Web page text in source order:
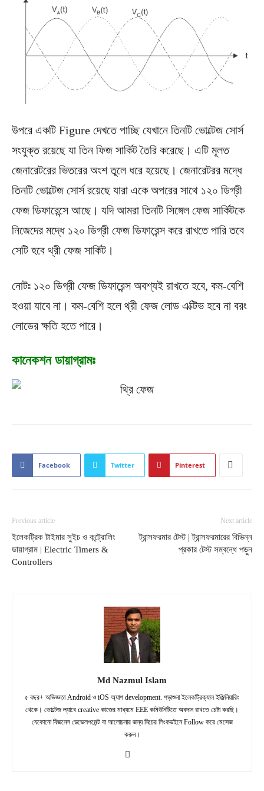
উপরে একটি Figure দেখতে পাচ্ছি যেখানে তিনটি ভোল্টেজ সোর্স
সংযুক্ত রয়েছে যা তিন ফিজ সার্কিট তৈরি করেছে। এটি মূলত
জেনারেটরের ভিতরের অংশ তুলে ধরে হয়েছে। জেনারেটরর মদ্ধে
তিনটি ভোল্টেজ সোর্স রয়েছে যারা একে অপরের সাথে ১২০ ডিগ্রী
ফেজ ডিফারেন্সে আছে। যদি আমরা তিনটি সিঙ্গেল ফেজ সার্কিটকে
নিজেদের মদ্ধে ১২০ ডিগ্রী ফেজ ডিফারেন্স করে রাখতে পারি তবে
সেটি হবে থ্রী ফেজ সার্কিট।
নোটঃ ১২০ ডিগ্রী ফেজ ডিফারেন্স অবশ্যই রাখতে হবে, কম-বেশি
হওয়া যাবে না। কম-বেশি হলে থ্রী ফেজ লোড এক্টিভ হবে না বরং
লোডের ক্ষতি হতে পারে।
কানেকশন ডায়াগ্রামঃ
Facebook Twitter Pinterest
Previous article
ইলেকট্রিক টাইমার সুইচ ও কন্ট্রোলিং
ডায়াগ্রাম | Electric Timers &
Controllers
Next article
ট্রান্সফরমার টেস্ট | ট্রান্সফরমারের বিভিন্ন
প্রকার টেস্ট সম্বন্ধে পড়ুন
Md Nazmul Islam
৫ বছর+ অভিজ্ঞতা Android ও iOS অ্যাপ development. পড়াশুনা ইলেকট্রিক্যাল ইঞ্জিনিয়ারিং
থেকে। ভোল্টেজ ল্যাবে creative কাজের মাধ্যমে EEE কমিউনিটিতে অবদান রাখতে চেষ্টা করছি।
যেকোনো বিজনেস ডেভেলপমেন্ট বা আলোচনার জন্য নিচের লিংকডইনে Follow করে মেসেজ
করুন।